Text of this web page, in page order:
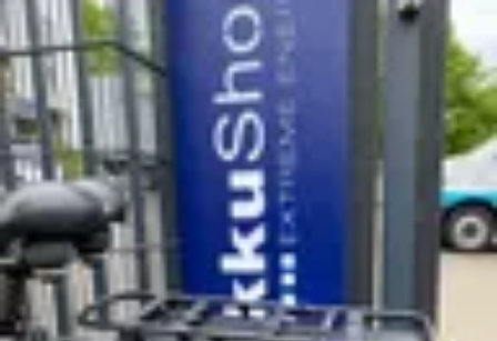
Connexion Rapide
Astuces et Conseils OptimisationOptimisation de
ConnexionTechnologie Applications
Connexion Rapide